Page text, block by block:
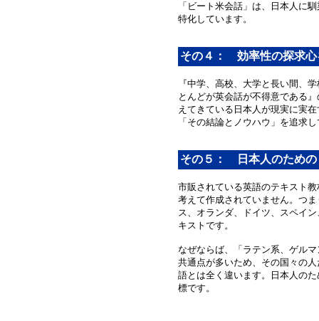
「ビート米会話」は、日本人に
特化しています。
その４： 効率性の探求心
『中学、高校、大学と長い間、
とんどが英会話が不得意である
えてきている日本人が現実に実
「その結論とノウハウ」を追求
その５： 日本人のための
市販されている英語のテキスト
考えて作成されていません。つ
ス、オランダ、ドイツ、スペイ
キストです。
なぜならば、「ラテン系、ゲル
共通点が多いため、その国々の
語とは全く違います。日本人の
標です。